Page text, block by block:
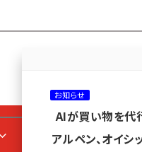
カテゴリ／種別
お知らせ
AIが買い物を代
アルペン、オイ